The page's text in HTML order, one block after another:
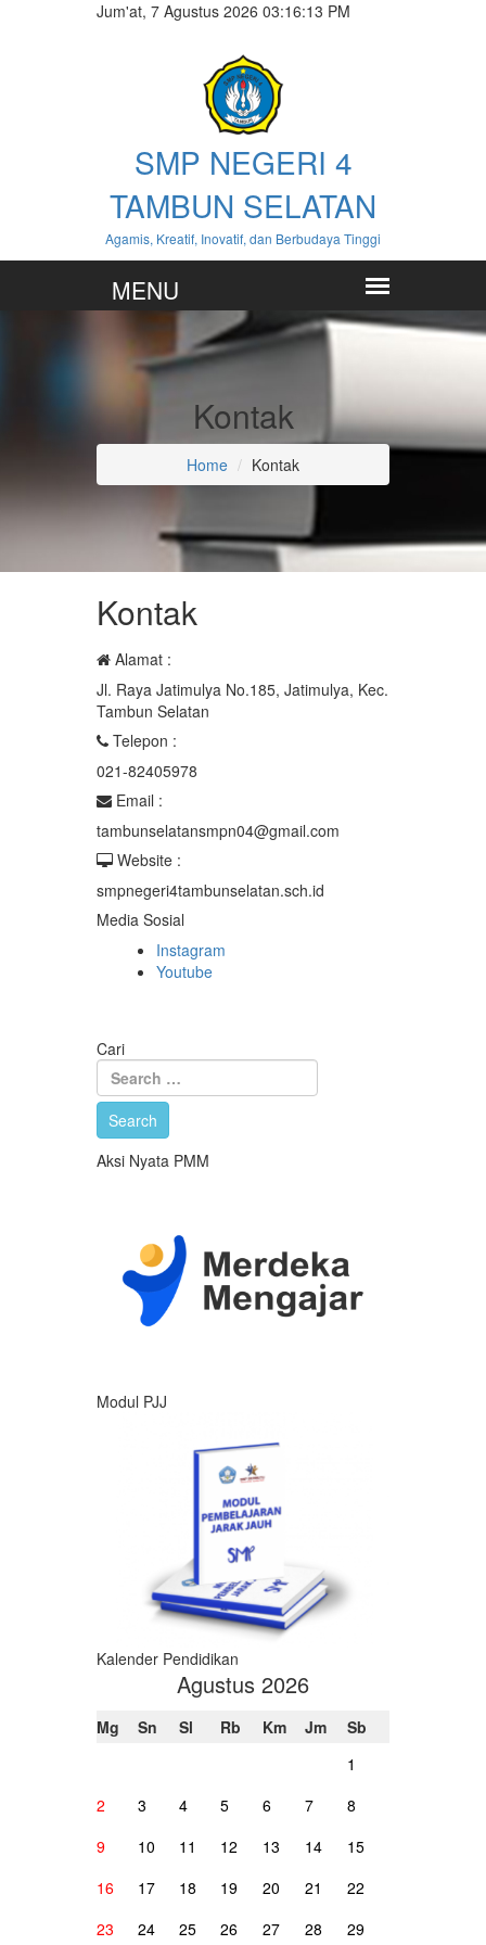
Jum'at, 7 Agustus 2026 03:16:13 PM
SMP NEGERI 4
TAMBUN SELATAN
Agamis, Kreatif, Inovatif, dan Berbudaya Tinggi
Kontak
Home Kontak
Kontak
Alamat :
Jl. Raya Jatimulya No.185, Jatimulya, Kec.
Tambun Selatan
Telepon :
021-82405978
Email :
tambunselatansmpn04@gmail.com
Website :
smpnegeri4tambunselatan.sch.id
Media Sosial
Instagram
Youtube
Cari
Aksi Nyata PMM
Modul PJJ
Kalender Pendidikan
Agustus 2026
Mg Sn Sl Rb Km Jm
Sb
1
2
3 4 5 6 7
8
9
10 11 12 13 14
15
16
17 18 19 20 21
22
23
24 25 26 27 28 29